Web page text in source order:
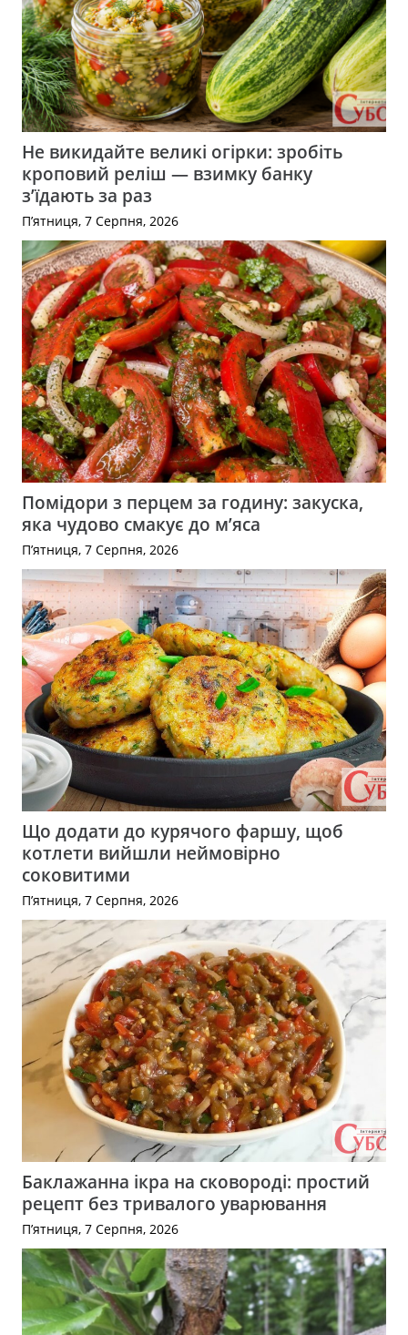
Не викидайте великі огірки: зробіть
кроповий реліш — взимку банку
з’їдають за раз
П’ятниця, 7 Серпня, 2026
Помідори з перцем за годину: закуска,
яка чудово смакує до м’яса
П’ятниця, 7 Серпня, 2026
Що додати до курячого фаршу, щоб
котлети вийшли неймовірно
соковитими
П’ятниця, 7 Серпня, 2026
Баклажанна ікра на сковороді: простий
рецепт без тривалого уварювання
П’ятниця, 7 Серпня, 2026